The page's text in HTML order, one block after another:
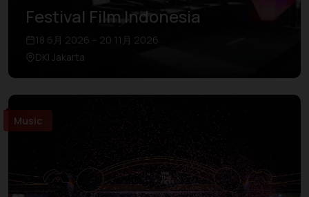
Festival Film Indonesia
18 6月 2026 – 20 11月 2026
DKI Jakarta
Music